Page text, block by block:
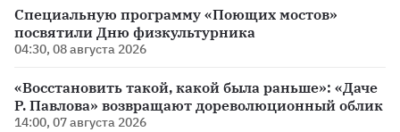
Специальную программу «Поющих мостов»
посвятили Дню физкультурника
04:30, 08 августа 2026
«Восстановить такой, какой была раньше»: «Даче
Р. Павлова» возвращают дореволюционный облик
14:00, 07 августа 2026